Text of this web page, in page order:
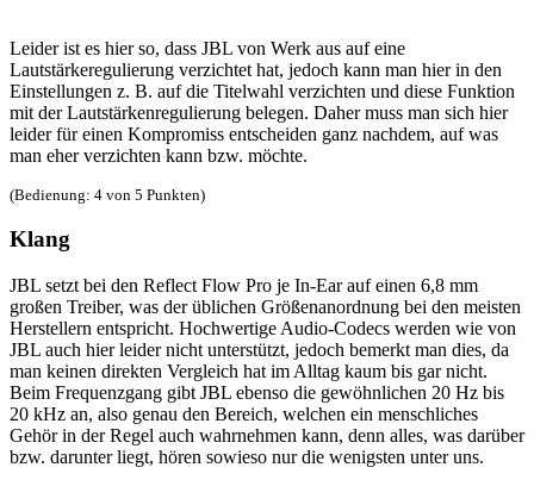
Leider ist es hier so, dass JBL von Werk aus auf eine
Lautstärkeregulierung verzichtet hat, jedoch kann man hier in den
Einstellungen z. B. auf die Titelwahl verzichten und diese Funktion
mit der Lautstärkenregulierung belegen. Daher muss man sich hier
leider für einen Kompromiss entscheiden ganz nachdem, auf was
man eher verzichten kann bzw. möchte.
(Bedienung: 4 von 5 Punkten)
Klang
JBL setzt bei den Reflect Flow Pro je In-Ear auf einen 6,8 mm
großen Treiber, was der üblichen Größenanordnung bei den meisten
Herstellern entspricht. Hochwertige Audio-Codecs werden wie von
JBL auch hier leider nicht unterstützt, jedoch bemerkt man dies, da
man keinen direkten Vergleich hat im Alltag kaum bis gar nicht.
Beim Frequenzgang gibt JBL ebenso die gewöhnlichen 20 Hz bis
20 kHz an, also genau den Bereich, welchen ein menschliches
Gehör in der Regel auch wahrnehmen kann, denn alles, was darüber
bzw. darunter liegt, hören sowieso nur die wenigsten unter uns.